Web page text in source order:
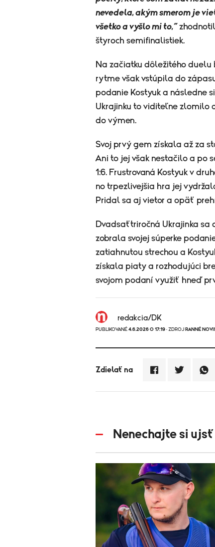
nevedela, akým smerom je
všetko a vyšlo mi to,“
štyroch semifinalistiek.
Na začiatku dôležitého duelu
rytme však vstúpila do
podanie Kostyuk a následne
Ukrajinku to viditeľne zlomilo
do výmen.
Svoj prvý gem získala až za
Ani to jej však nestačilo a po
1:6. Frustrovaná Kostyuk v
no trpezlivejšia hra jej
Pridal sa aj vietor a opäť
Dvadsaťtriročná Ukrajinka sa
zobrala svojej súperke
zatiahnutou strechou a
získala piaty a rozhodujúci
svojom podaní využiť hneď
redakcia/DK
PUBLIKOVANÉ 4.6.2026 O 17:19 · ZDROJ RANNÉ
Zdielať na
Nenechajte si ujsť